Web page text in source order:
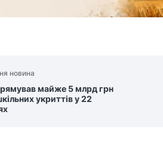
новина
майже 5 млрд грн
укриттів у 22